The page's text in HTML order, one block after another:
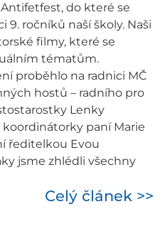
do které se
9. ročníků naší školy. Naši
filmy, které se
tématům.
proběhlo na radnici MČ
hostů – radního pro
Lenky
paní Marie
ředitelkou Evou
jsme zhlédli všechny
Celý článek >>